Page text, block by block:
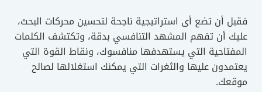
فقبل أن تضع أى استراتيجية ناجحة لتحسين محركات البحث،
عليك أن تفهم المشهد التنافسي بدقة، وتكتشف الكلمات
المفتاحية التي يستهدفها منافسوك، ونقاط القوة التي
يعتمدون عليها والثغرات التي يمكنك استغلالها لصالح
موقعك.